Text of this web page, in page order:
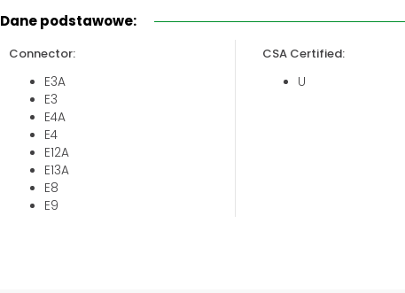
Valve size:
04
Dane podstawowe:
Connector:
E3A
E3
E4A
E4
E12A
E13A
E8
E9
CSA Certified:
U